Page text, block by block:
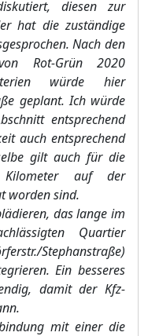
, diesen zur
hat die zuständige
Nach den
Rot-Grün 2020
würde hier
geplant. Ich würde
entsprechend
auch entsprechend
gilt auch für die
Kilometer auf der
worden sind.
das lange im
Quartier
Stephanstraße)
Ein besseres
damit der Kfz-
mit einer die